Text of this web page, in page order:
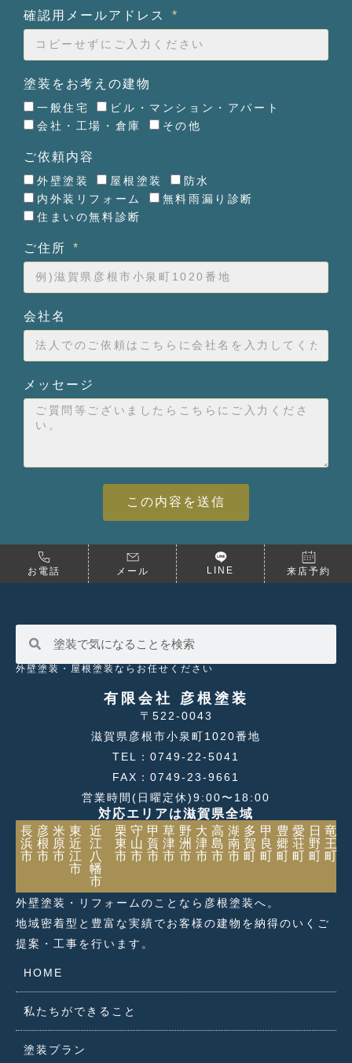
確認用メールアドレス
塗装をお考えの建物
一般住宅
ビル・マンション・アパート
会社・工場・倉庫
その他
ご依頼内容
外壁塗装 屋根塗装
防水
内外装リフォーム
無料雨漏り診断
住まいの無料診断
ご住所
会社名
メッセージ
この内容を送信
お電話 メール LINE 来店予約
外壁塗装・屋根塗装ならお任せください
有限会社 彦根塗装
〒522-0043
滋賀県彦根市小泉町1020番地
TEL：0749-22-5041
FAX：0749-23-9661
営業時間(日曜定休)9:00〜18:00
対応エリアは滋賀県全域
長
浜
市
彦
根
市
米
原
市
東
近
江
市
近
江
八
幡
市
栗
東
市
守
山
市
甲
賀
市
草
津
市
野
洲
市
大
津
市
高
島
市
湖
南
市
多
賀
町
甲
良
町
豊
郷
町
愛
荘
町
日
野
町
竜
王
町
外壁塗装・リフォームのことなら彦根塗装へ。
地域密着型と豊富な実績でお客様の建物を納得のいくご
提案・工事を行います。
HOME
私たちができること
塗装プラン